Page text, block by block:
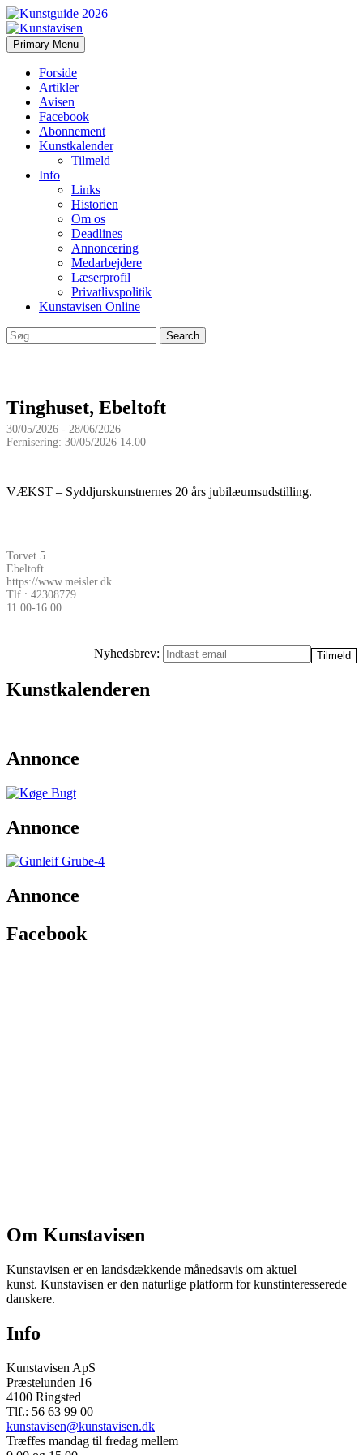
Kunstavisen
Search
Primary Menu Skip
to
Forside
Artikler
Avisen
Facebook
Abonnement
Kunstkalender
Tilmeld
Info
Links
Historien
Om os
Deadlines
Annoncering
Medarbejdere
Læserprofil
Privatlivspolitik
Kunstavisen Online
Search
for:
Tinghuset, Ebeltoft
30/05/2026 - 28/06/2026
Fernisering: 30/05/2026 14.00
VÆKST – Syddjurskunstnernes 20 års jubilæumsudstilling.
Torvet 5
Ebeltoft
https://www.meisler.dk
Tlf.: 42308779
11.00-16.00
Nyhedsbrev:
Kunstkalenderen
Annonce
Annonce
Annonce
Facebook
Om Kunstavisen
Kunstavisen er en landsdækkende månedsavis om aktuel
kunst. Kunstavisen er den naturlige platform for kunstinteresserede
danskere.
Info
Kunstavisen ApS
Præstelunden 16
4100 Ringsted
Tlf.: 56 63 99 00
kunstavisen@kunstavisen.dk
Træffes mandag til fredag mellem